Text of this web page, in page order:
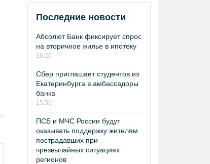
Последние новости
Абсолют Банк фиксирует спрос
на вторичное жилье в ипотеку
16:20
Сбер приглашает студентов из
Екатеринбурга в амбассадоры
банка
15:56
ПСБ и МЧС России будут
оказывать поддержку жителям
пострадавших при
чрезвычайных ситуациях
регионов